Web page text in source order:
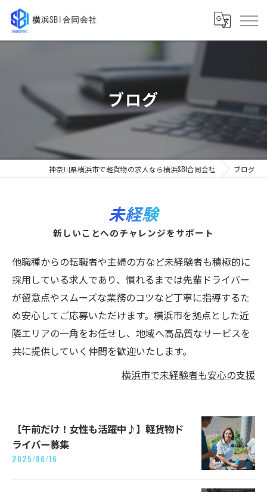
ブログ
神奈川県横浜市で軽貨物の求人なら横浜SBI合同会社 ブログ
未経験
新しいことへのチャレンジをサポート
他職種からの転職者や主婦の方など未経験者も積極的に
採用している求人であり、慣れるまでは先輩ドライバー
が留意点やスムーズな業務のコツなど丁寧に指導するた
め安心してご応募いただけます。横浜市を拠点とした近
隣エリアの一角をお任せし、地域へ高品質なサービスを
共に提供していく仲間を歓迎いたします。
横浜市で未経験者も安心の支援
【午前だけ！女性も活躍中♪】軽貨物ド
ライバー募集
2025/06/16